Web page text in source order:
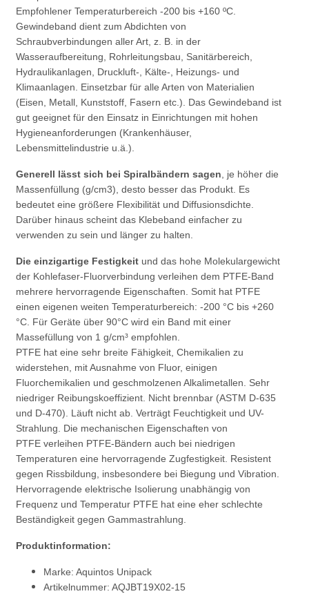
Empfohlener Temperaturbereich -200 bis +160 ºC.
Gewindeband dient zum Abdichten von
Schraubverbindungen aller Art, z. B. in der
Wasseraufbereitung, Rohrleitungsbau, Sanitärbereich,
Hydraulikanlagen, Druckluft-, Kälte-, Heizungs- und
Klimaanlagen. Einsetzbar für alle Arten von Materialien
(Eisen, Metall, Kunststoff, Fasern etc.). Das Gewindeband ist
gut geeignet für den Einsatz in Einrichtungen mit hohen
Hygieneanforderungen (Krankenhäuser,
Lebensmittelindustrie u.ä.).
Generell lässt sich bei Spiralbändern sagen , je höher die
Massenfüllung (g/cm3), desto besser das Produkt. Es
bedeutet eine größere Flexibilität und Diffusionsdichte.
Darüber hinaus scheint das Klebeband einfacher zu
verwenden zu sein und länger zu halten.
Die einzigartige Festigkeit und das hohe Molekulargewicht
der Kohlefaser-Fluorverbindung verleihen dem PTFE-Band
mehrere hervorragende Eigenschaften. Somit hat PTFE
einen eigenen weiten Temperaturbereich: -200 °C bis +260
°C. Für Geräte über 90°C wird ein Band mit einer
Massefüllung von 1 g/cm³ empfohlen.
PTFE hat eine sehr breite Fähigkeit, Chemikalien zu
widerstehen, mit Ausnahme von Fluor, einigen
Fluorchemikalien und geschmolzenen Alkalimetallen. Sehr
niedriger Reibungskoeffizient. Nicht brennbar (ASTM D-635
und D-470). Läuft nicht ab. Verträgt Feuchtigkeit und UV-
Strahlung. Die mechanischen Eigenschaften von
PTFE verleihen PTFE-Bändern auch bei niedrigen
Temperaturen eine hervorragende Zugfestigkeit. Resistent
gegen Rissbildung, insbesondere bei Biegung und Vibration.
Hervorragende elektrische Isolierung unabhängig von
Frequenz und Temperatur PTFE hat eine eher schlechte
Beständigkeit gegen Gammastrahlung.
Produktinformation:
Marke: Aquintos Unipack
Artikelnummer: AQJBT19X02-15